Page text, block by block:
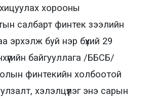
хорооны
салбарт финтек зээлийн
эрхэлж буй нэр бүхий 29
байгууллага /ББСБ/
финтекийн холбоотой
хэлэлцүүлэг энэ сарын